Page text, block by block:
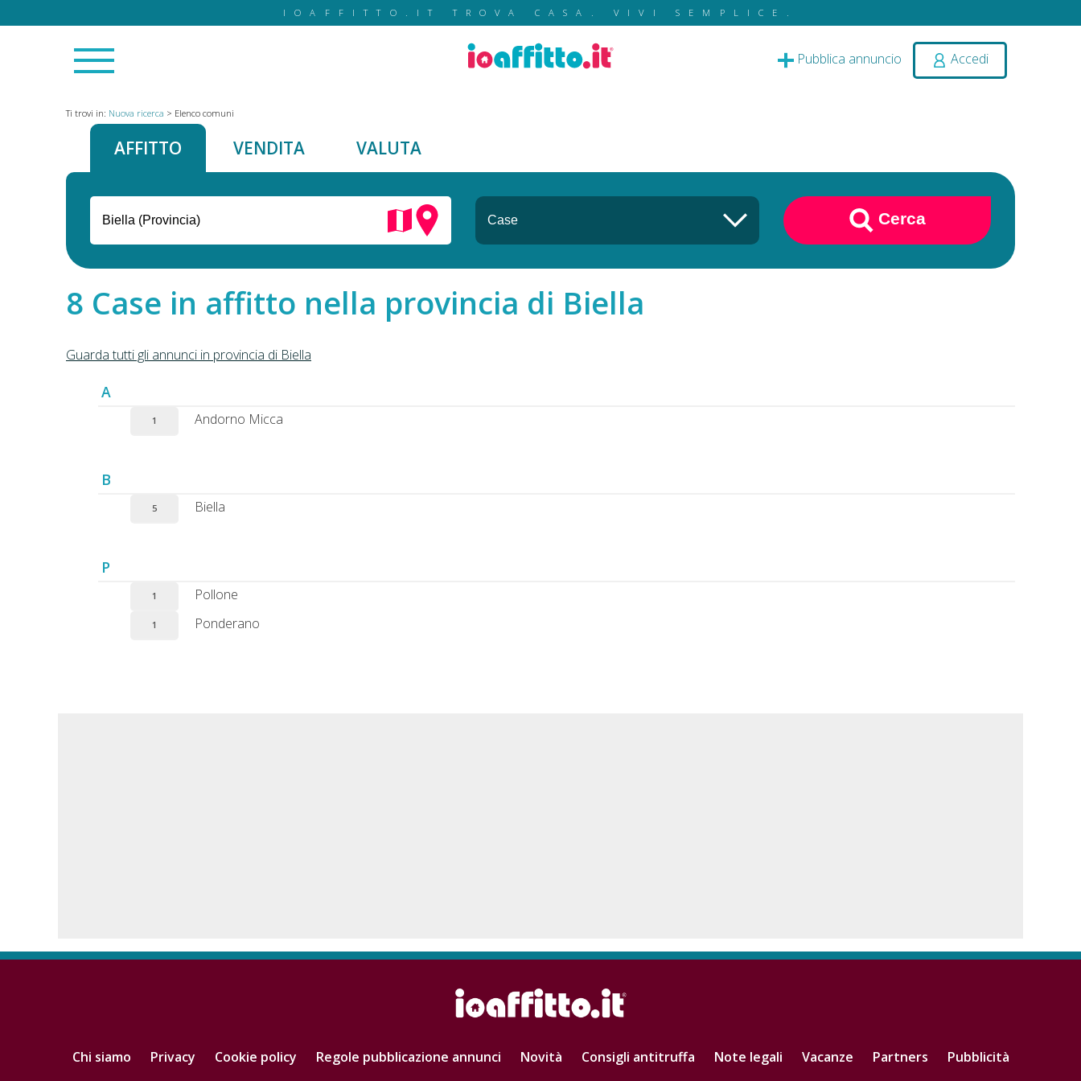
IOAFFITTO.IT TROVA CASA. VIVI SEMPLICE.
Pubblica annuncio Accedi
Ti trovi in: Nuova ricerca > Elenco comuni
AFFITTO VENDITA VALUTA
Cerca
Case in affitto nella provincia di Biella
Guarda tutti gli annunci in provincia di Biella
A
1 Andorno Micca
B
5 Biella
P
1 Pollone
1 Ponderano
Chi siamo Privacy Cookie policy Regole pubblicazione annunci Novità Consigli antitruffa Note legali Vacanze Partners
Pubblicità